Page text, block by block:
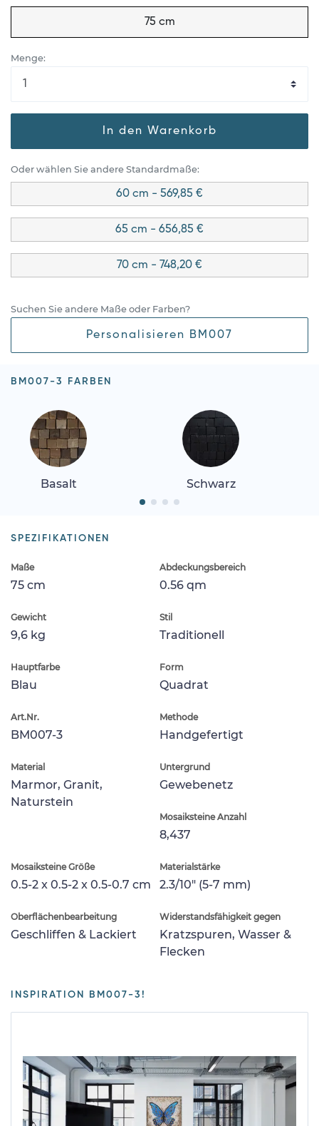
75 cm
Menge:
In den Warenkorb
Oder wählen Sie andere Standardmaße:
60 cm - 569,85 €
65 cm - 656,85 €
70 cm - 748,20 €
Suchen Sie andere Maße oder Farben?
Personalisieren BM007
BM007-3 FARBEN
Basalt Schwarz
SPEZIFIKATIONEN
Maße
75 cm
Abdeckungsbereich
0.56 qm
Gewicht
9,6 kg
Stil
Traditionell
Hauptfarbe
Blau
Form
Quadrat
Art.Nr.
BM007-3
Methode
Handgefertigt
Material
Marmor, Granit,
Naturstein
Untergrund
Gewebenetz
Mosaiksteine Anzahl
8,437
Mosaiksteine Größe
0.5-2 x 0.5-2 x 0.5-0.7 cm
Materialstärke
2.3/10" (5-7 mm)
Oberflächenbearbeitung
Geschliffen & Lackiert
Widerstandsfähigkeit gegen
Kratzspuren, Wasser &
Flecken
INSPIRATION BM007-3!